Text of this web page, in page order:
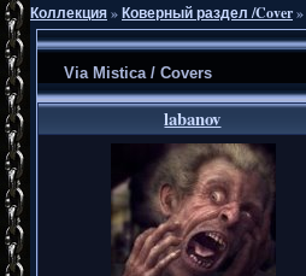
Коллекция»Коверный раздел /Cover»
Via Mistica / Covers
labanov